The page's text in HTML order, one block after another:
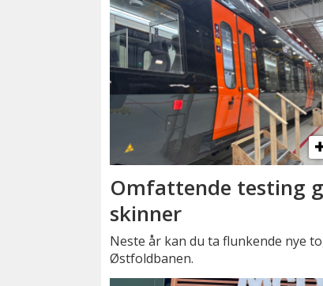
Omfattende testing
skinner
Neste år kan du ta flunkende nye
Østfoldbanen.